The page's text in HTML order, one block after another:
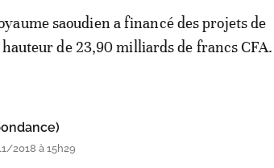
saoudien a financé des projets de
de 23,90 milliards de francs CFA.
2018 à 15h29